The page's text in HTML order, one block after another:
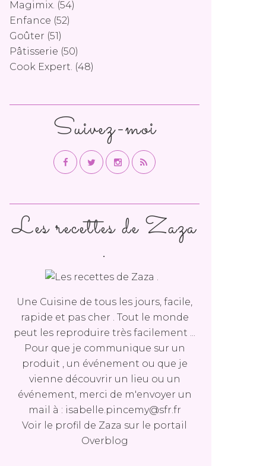
Magimix. (54)
Enfance (52)
Goûter (51)
Pâtisserie (50)
Cook Expert. (48)
Les recettes de Zaza
.
Une Cuisine de tous les jours, facile,
rapide et pas cher . Tout le monde
peut les reproduire très facilement ...
Pour que je communique sur un
produit , un événement ou que je
vienne découvrir un lieu ou un
événement, merci de m'envoyer un
mail à : isabelle.pincemy@sfr.fr
Voir le profil de Zaza sur le portail
Overblog
Suivez-moi